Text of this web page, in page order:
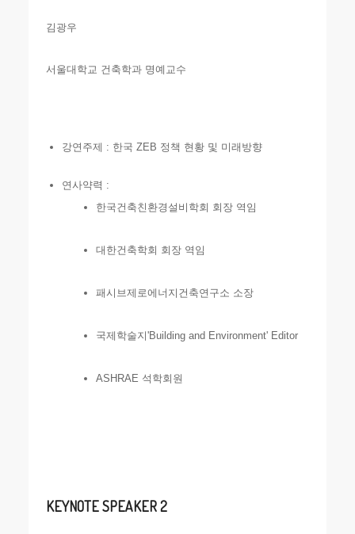
김광우
서울대학교 건축학과 명예교수
강연주제 : 한국 ZEB 정책 현황 및 미래방향
연사약력 :
한국건축친환경설비학회 회장 역임
대한건축학회 회장 역임
패시브제로에너지건축연구소 소장
국제학술지'Building and Environment' Editor
ASHRAE 석학회원
KEYNOTE SPEAKER 2